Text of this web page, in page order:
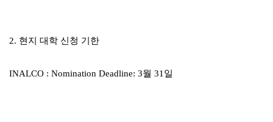
2. 현지 대학 신청 기한
INALCO : Nomination Deadline: 3월 31 일